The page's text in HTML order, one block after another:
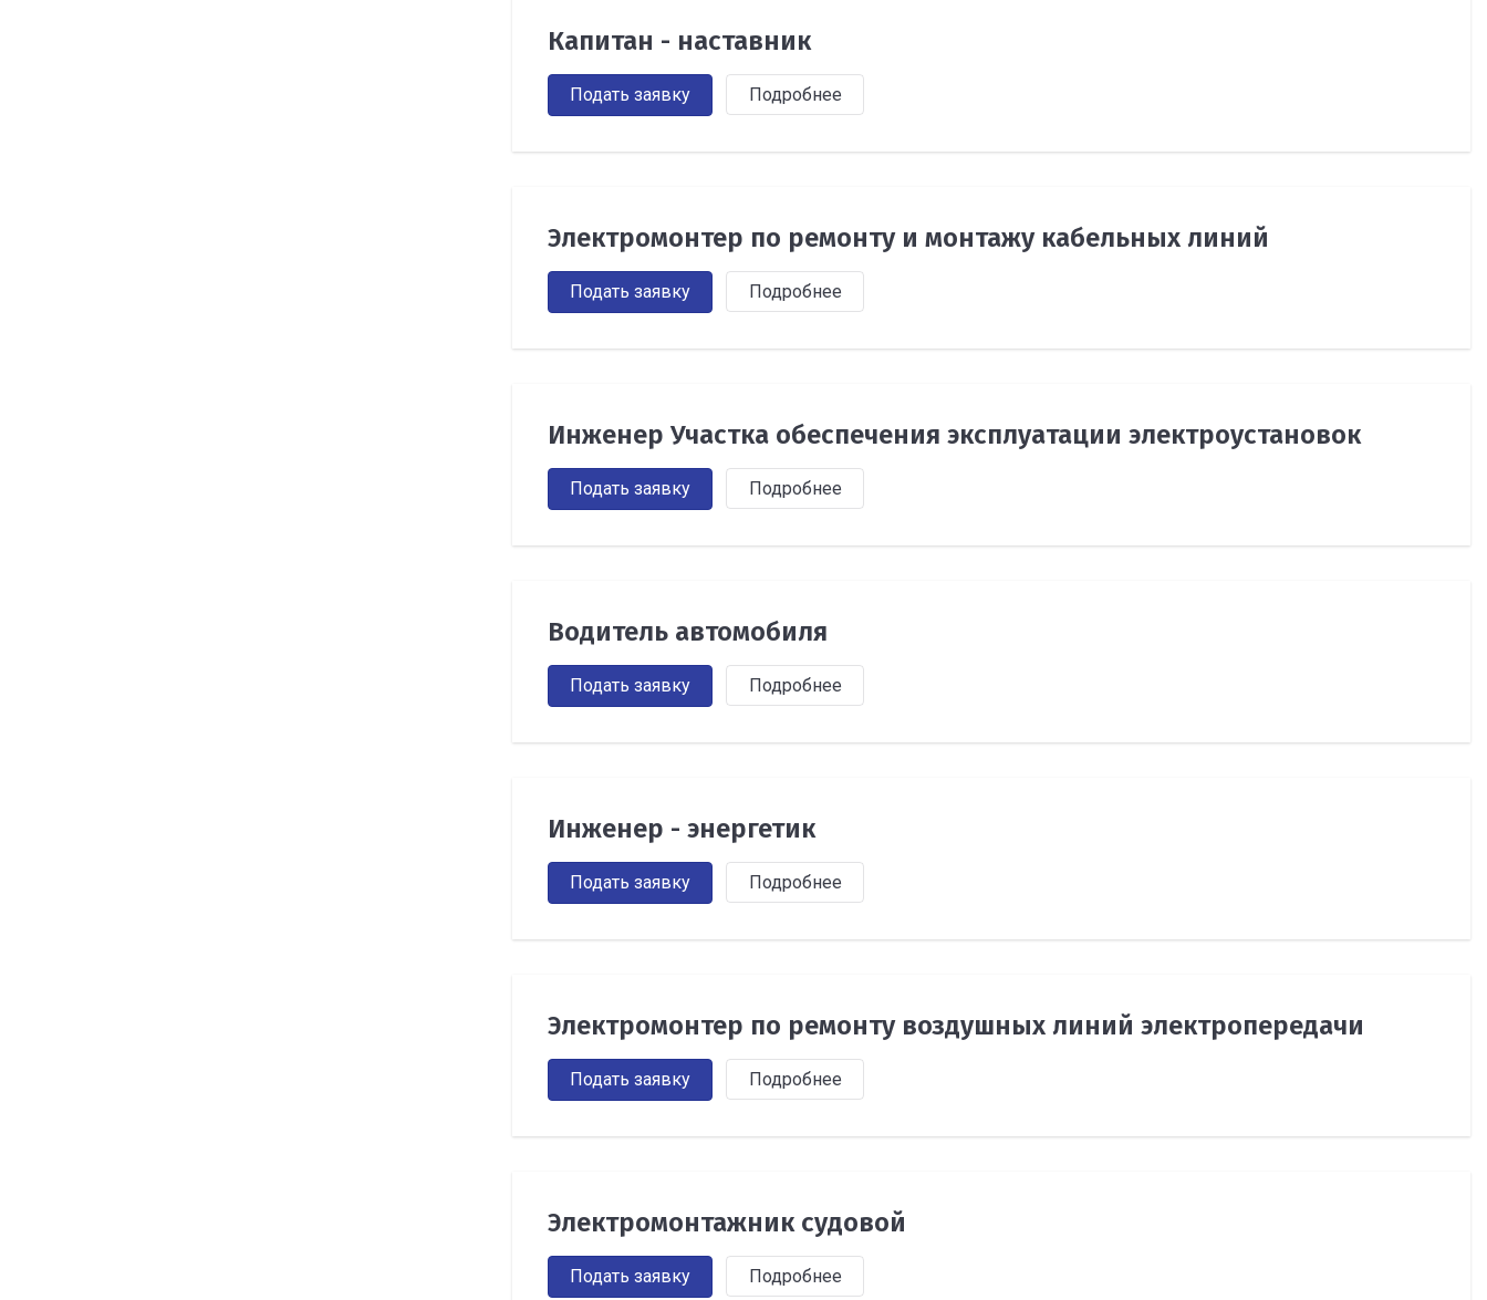
Капитан - наставник
Подать заявку Подробнее
Электромонтер по ремонту и монтажу кабельных линий
Подать заявку Подробнее
Инженер Участка обеспечения эксплуатации электроустановок
Подать заявку Подробнее
Водитель автомобиля
Подать заявку Подробнее
Инженер - энергетик
Подать заявку Подробнее
Электромонтер по ремонту воздушных линий электропередачи
Подать заявку Подробнее
Электромонтажник судовой
Подать заявку Подробнее